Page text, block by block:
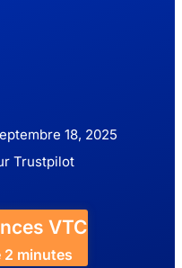
18, 2025
Trustpilot
VTC
2 minutes